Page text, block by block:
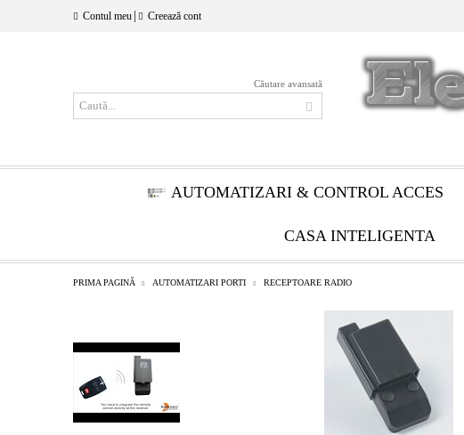
Contul meu Creează cont
Căutare avansată
AUTOMATIZARI & CONTROL ACCES
CASA INTELIGENTA
PRIMA PAGINĂ AUTOMATIZARI PORTI RECEPTOARE RADIO